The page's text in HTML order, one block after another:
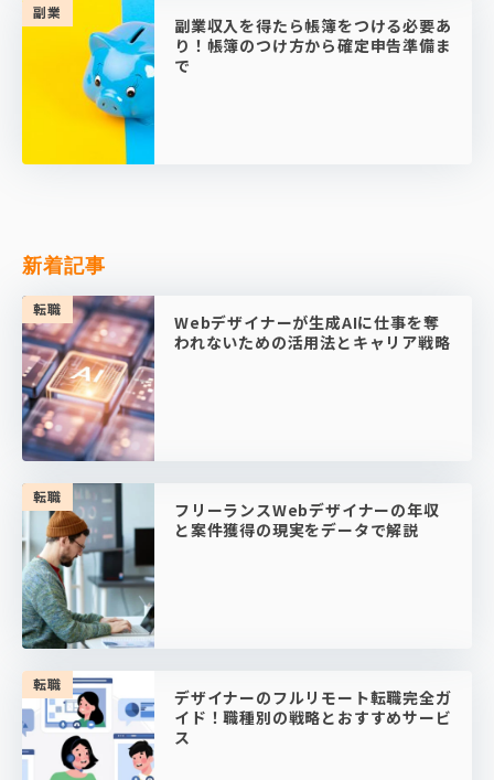
副業
副業収入を得たら帳簿をつける必要あ
り！帳簿のつけ方から確定申告準備ま
で
新着記事
転職
Webデザイナーが生成AIに仕事を奪
われないための活用法とキャリア戦略
転職
フリーランスWebデザイナーの年収
と案件獲得の現実をデータで解説
転職
デザイナーのフルリモート転職完全ガ
イド！職種別の戦略とおすすめサービ
ス